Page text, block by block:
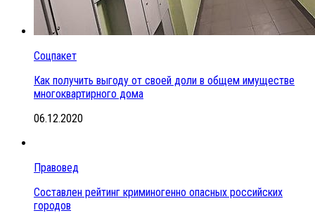
Соцпакет
Как получить выгоду от своей доли в общем имуществе
многоквартирного дома
06.12.2020
Правовед
Составлен рейтинг криминогенно опасных российских
городов